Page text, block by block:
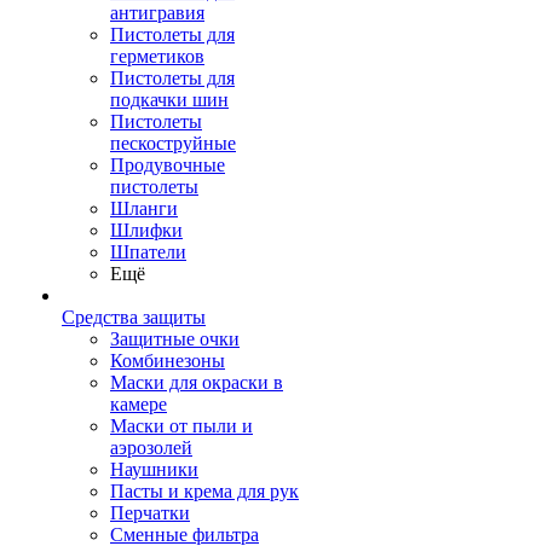
антигравия
Пистолеты для
герметиков
Пистолеты для
подкачки шин
Пистолеты
пескоструйные
Продувочные
пистолеты
Шланги
Шлифки
Шпатели
Ещё
Средства защиты
Защитные очки
Комбинезоны
Маски для окраски в
камере
Маски от пыли и
аэрозолей
Наушники
Пасты и крема для рук
Перчатки
Сменные фильтра